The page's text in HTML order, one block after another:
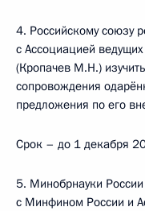
4. Российскому союзу
с Ассоциацией
(Кропачев М.Н.)
сопровождения
предложения по его
Срок – до 1 декабря
5. Минобрнауки
с Минфином России и